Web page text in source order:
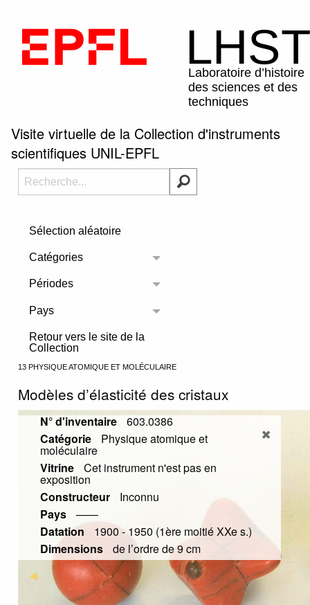
Visite virtuelle de la Collection d'instruments
scientifiques UNIL-EPFL
Sélection aléatoire
Catégories
Toggle menu
Périodes
Toggle menu
Pays
Toggle menu
Retour vers le site de la
Collection
13 PHYSIQUE ATOMIQUE ET MOLÉCULAIRE
Modèles d’élasticité des cristaux
Previous Slide
◀︎
N° d'inventaire
603.0386
Catégorie
Physique atomique et
moléculaire
Vitrine
Cet instrument n'est pas en
exposition
Constructeur
Inconnu
Pays
——
Datation
1900 - 1950 (1ère moitié XXe s.)
Dimensions
de l’ordre de 9 cm